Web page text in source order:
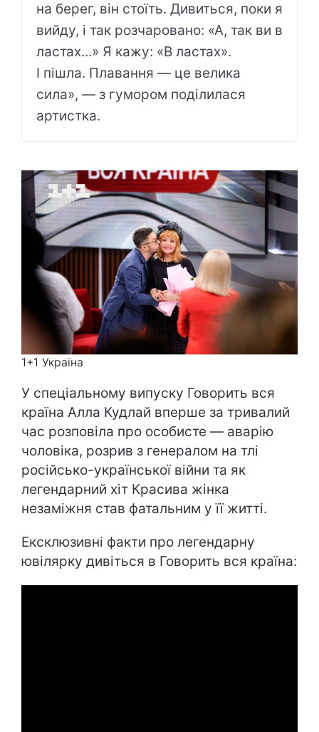
на берег, він стоїть. Дивиться, поки я
вийду, і так розчаровано: «А, так ви в
ластах...» Я кажу: «В ластах».
І пішла. Плавання — це велика
сила», — з гумором поділилася
артистка.
1+1 Україна
У спеціальному випуску Говорить вся
країна Алла Кудлай вперше за тривалий
час розповіла про особисте — аварію
чоловіка, розрив з генералом на тлі
російсько-української війни та як
легендарний хіт Красива жінка
незаміжня став фатальним у її житті.
Ексклюзивні факти про легендарну
ювілярку дивіться в Говорить вся країна: